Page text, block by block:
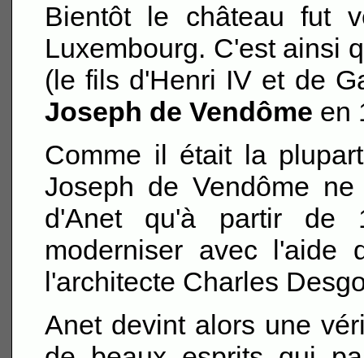
Bientôt le château fut
Luxembourg. C'est ainsi
(le fils d'Henri IV et de
Joseph de Vendôme en
Comme il était la
Joseph de Vendôme
d'Anet qu'à partir de
moderniser avec
l'architecte Charles
Anet devint alors une